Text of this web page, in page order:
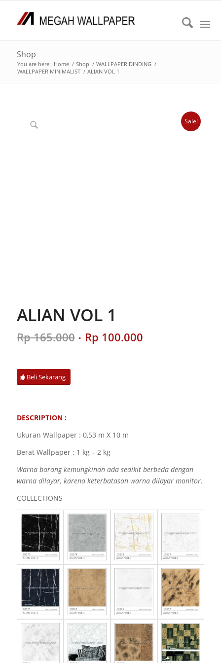
Shop
You are here: Home / Shop / WALLPAPER DINDING /
WALLPAPER MINIMALIST / ALIAN VOL 1
Sale!
ALIAN VOL 1
Rp165.000 Original
price
Rp 100.000Current
Beli Sekarang
DESCRIPTION :
Ukuran Wallpaper : 0,53 m X 10 m
Berat Wallpaper : 1 kg – 2 kg
Warna barang kemungkinan ada sedikit berbeda dengan
warna dilayar, karena keterbatasan warna dilayar monitor.
COLLECTIONS